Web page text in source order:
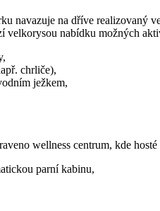
navazuje na dříve realizovaný
velkorysou nabídku možných
chrliče),
ježkem,
wellness centrum, kde
parní kabinu,